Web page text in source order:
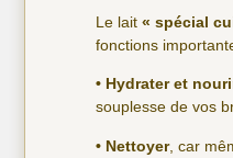
Le lait« spécial
fonctions
• Hydrater et
souplesse de vos
• Nettoyer, car